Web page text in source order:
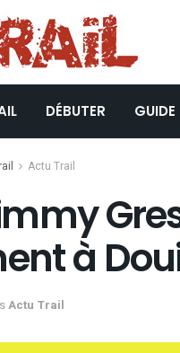
DÉBUTER GUIDE
Actu Trail
à
Actu Trail